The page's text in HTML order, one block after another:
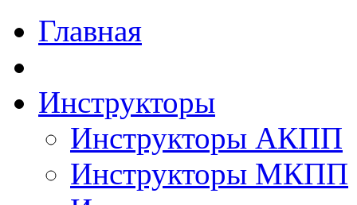
Главная
Инструкторы
Инструкторы АКПП
Инструкторы МКПП